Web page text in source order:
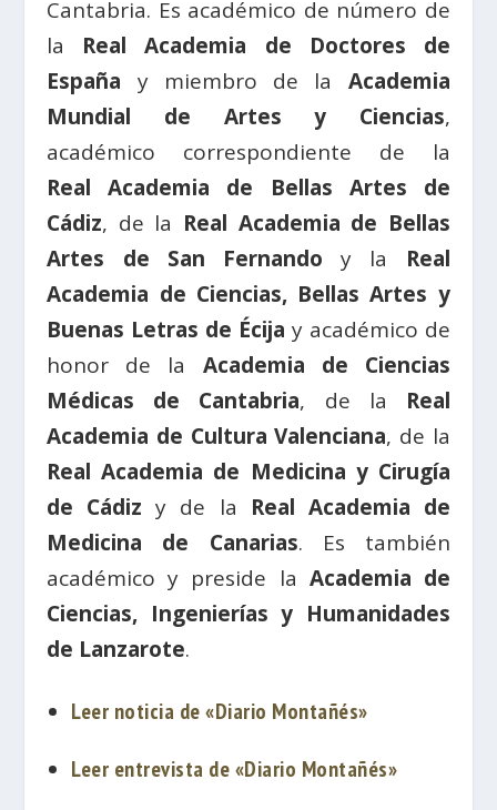
Cantabria. Es académico de número de
la Real Academia de Doctores de
España y miembro de la Academia
Mundial de Artes y Ciencias,
académico correspondiente de la
Real Academia de Bellas Artes de
Cádiz, de la Real Academia de Bellas
Artes de San Fernando y la Real
Academia de Ciencias, Bellas Artes y
Buenas Letras de Écija y académico de
honor de la Academia de Ciencias
Médicas de Cantabria, de la Real
Academia de Cultura Valenciana, de la
Real Academia de Medicina y Cirugía
de Cádiz y de la Real Academia de
Medicina de Canarias. Es también
académico y preside la Academia de
Ciencias, Ingenierías y Humanidades
de Lanzarote.
Leer noticia de «Diario Montañés»
Leer entrevista de «Diario Montañés»